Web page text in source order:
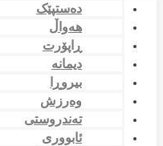
دەستپێک
هەواڵ
ڕاپۆرت
دیمانە
بیروڕا
وەرزش
تەندروستی
ئابووری